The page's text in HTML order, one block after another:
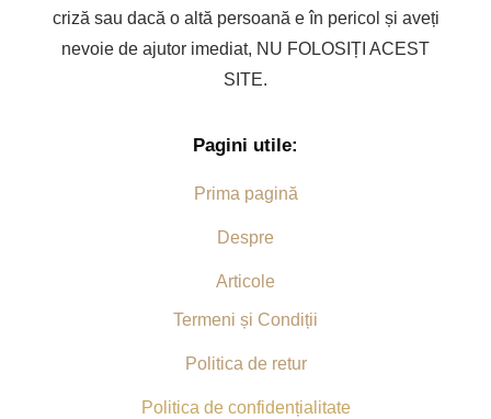
criză sau dacă o altă persoană e în pericol și aveți
nevoie de ajutor imediat, NU FOLOSIȚI ACEST
SITE.
Pagini utile:
Prima pagină
Despre
Articole
Termeni și Condiții
Politica de retur
Politica de confidențialitate